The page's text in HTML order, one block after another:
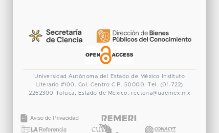
Universidad Autónoma del Estado de México
Instituto
Literario #100. Col. Centro C.P. 50000. Tel. (01-722)
2262300 Toluca, Estado de México. rectoria@uaemex.mx